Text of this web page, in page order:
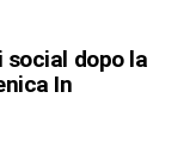
social dopo la
In